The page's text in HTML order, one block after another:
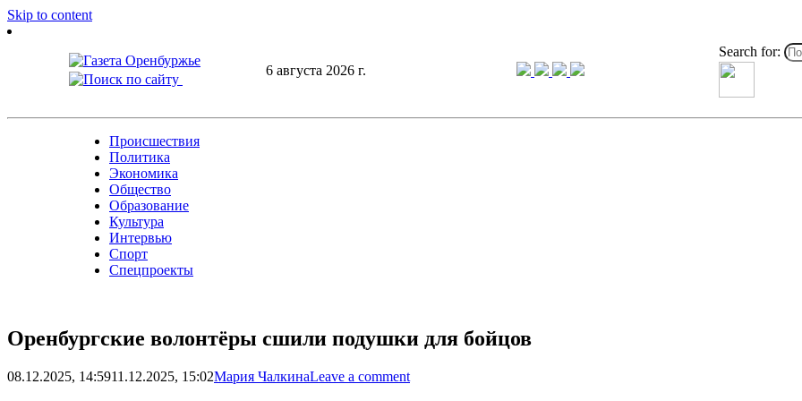
Skip to content
6 августа 2026 г.
Search for:
Происшествия
Политика
Экономика
Общество
Образование
Культура
Интервью
Спорт
Спецпроекты
Оренбургские волонтёры сшили подушки для бойцов
08.12.2025, 14:5911.12.2025, 15:02Мария ЧалкинаLeave a comment